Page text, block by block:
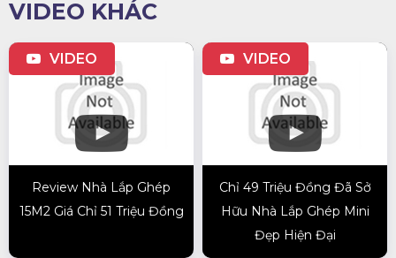
VIDEO KHÁC
VIDEO
Review Nhà Lắp Ghép
15M2 Giá Chỉ 51 Triệu Đồng
VIDEO
Chỉ 49 Triệu Đồng Đã Sở
Hữu Nhà Lắp Ghép Mini
Đẹp Hiện Đại